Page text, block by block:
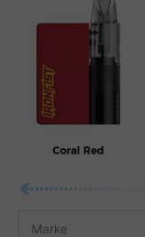
Marke